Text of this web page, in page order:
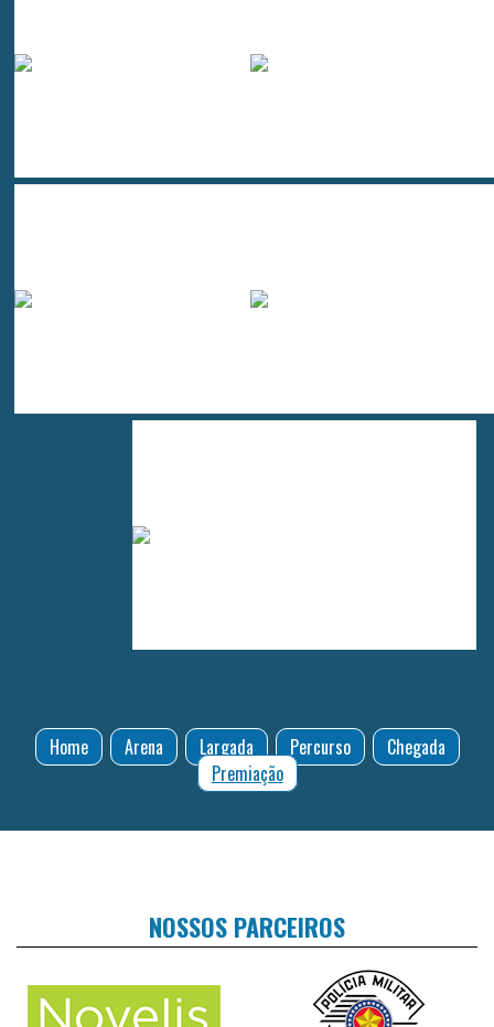
Home Arena Largada Percurso
Chegada
Premiação
NOSSOS PARCEIROS